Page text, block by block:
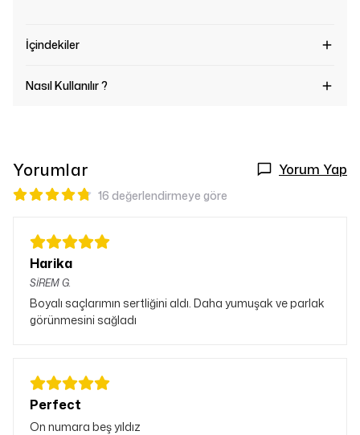
İçindekiler
Nasıl Kullanılır ?
Yorumlar Yorum Yap
16 değerlendirmeye göre
Harika
SİREMG.
Boyalı saçlarımın sertliğini aldı. Daha yumuşak ve parlak
görünmesini sağladı
Perfect
On numara beş yıldız